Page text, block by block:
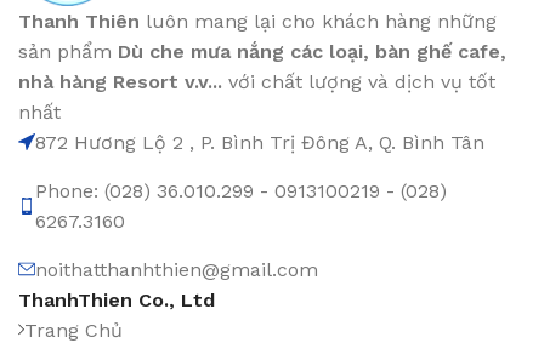
Thanh Thiên luôn mang lại cho khách hàng những
sản phẩm Dù che mưa nắng các loại, bàn ghế cafe,
nhà hàng Resort v.v... với chất lượng và dịch vụ tốt
nhất
872 Hương Lộ 2 , P. Bình Trị Đông A, Q. Bình Tân
Phone: (028) 36.010.299 - 0913100219 - (028)
6267.3160
noithatthanhthien@gmail.com
ThanhThien Co., Ltd
Trang Chủ